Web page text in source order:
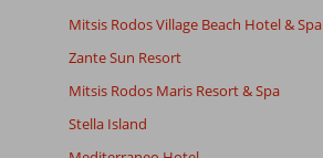
Mitsis Rodos Village Beach Hotel & Spa
Zante Sun Resort
Mitsis Rodos Maris Resort & Spa
Stella Island